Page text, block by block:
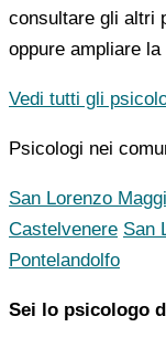
consultare gli altri
oppure ampliare
Vedi tutti gli
Psicologi nei
San Lorenzo
Castelvenere San
Pontelandolfo
Sei lo psicologo